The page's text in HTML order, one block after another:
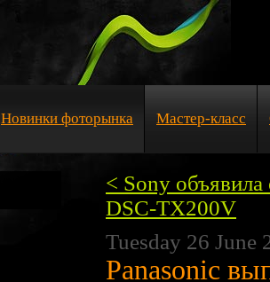
Новинки фоторынка Мастер-класс
< Sony
DSC-TX200V
Tuesday 26 June
Panasonic